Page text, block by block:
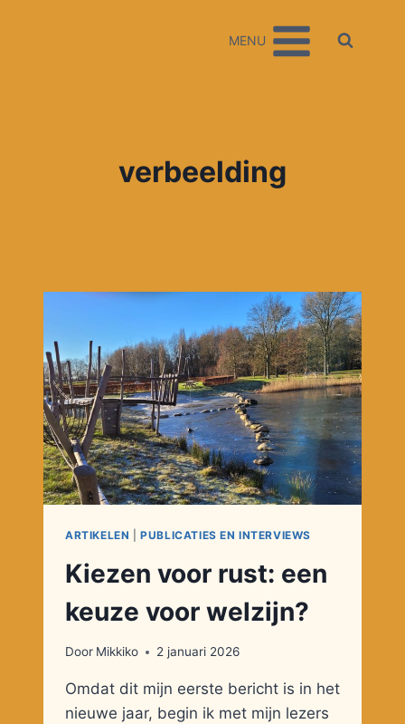
MENU
verbeelding
ARTIKELEN |PUBLICATIES EN INTERVIEWS
Kiezen voor rust: een
keuze voor welzijn?
Door Mikkiko 2 januari 2026
Omdat dit mijn eerste bericht is in het
nieuwe jaar, begin ik met mijn lezers